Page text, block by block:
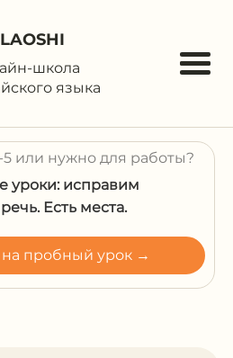
школа
языка
5 или нужно для работы?
уроки: исправим
Есть места.
на пробный урок →